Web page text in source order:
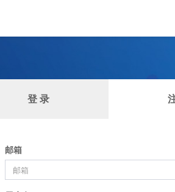
登 录
邮箱